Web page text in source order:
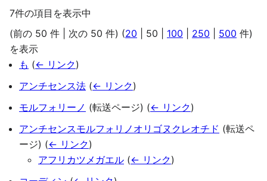
7件の項目を表示中
(前の 50 件 次の 50 件) (20 50 100 250 500 件)
を表示
も (← リンク)
アンチセンス法 (← リンク)
モルフォリーノ (転送ページ) (← リンク)
アンチセンスモルフォリノオリゴヌクレオチド (転送ペ
ージ) (← リンク)
アフリカツメガエル (← リンク)